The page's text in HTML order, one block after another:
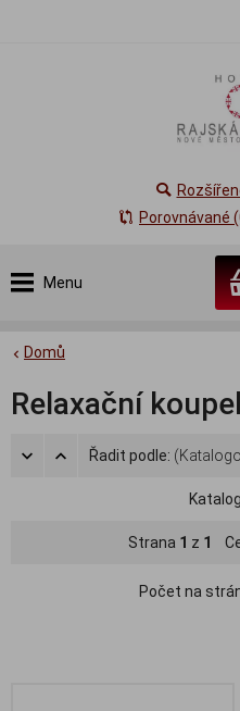
Menu
Porovnávané
Domů
Relaxační
Řadit podle:
Katalog
Strana 1 z 1
Počet na